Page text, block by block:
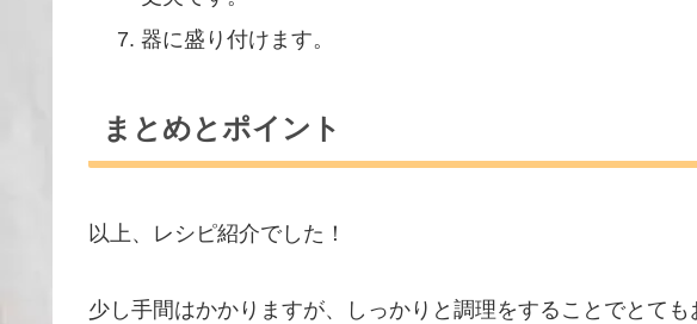
器に盛り付けます。
まとめとポイント
以上、レシピ紹介でした！
少し手間はかかりますが、しっかりと調理をすることでとて